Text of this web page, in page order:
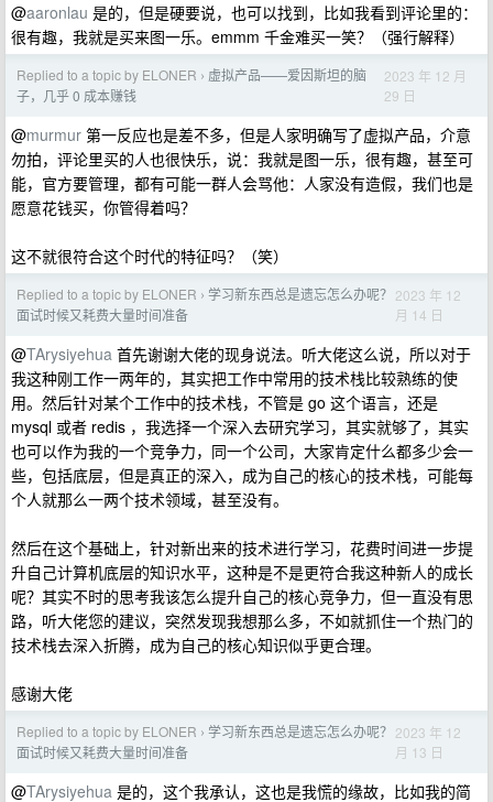
@aaronlau 是的，但是硬要说，也可以找到，比如我看到评论里的：
很有趣，我就是买来图一乐。emmm 千金难买一笑？（强行解释）
Replied to a topic by ELONER › 虚拟产品——爱因斯坦的脑
子，几乎 0 成本赚钱
2023 年 12 月
29 日
@murmur 第一反应也是差不多，但是人家明确写了虚拟产品，介意
勿拍，评论里买的人也很快乐，说：我就是图一乐，很有趣，甚至可
能，官方要管理，都有可能一群人会骂他：人家没有造假，我们也是
愿意花钱买，你管得着吗？
这不就很符合这个时代的特征吗？（笑）
Replied to a topic by ELONER › 学习新东西总是遗忘怎么办呢？
面试时候又耗费大量时间准备
2023 年 12
月 14 日
@TArysiyehua 首先谢谢大佬的现身说法。听大佬这么说，所以对于
我这种刚工作一两年的，其实把工作中常用的技术栈比较熟练的使
用。然后针对某个工作中的技术栈，不管是 go 这个语言，还是
mysql 或者 redis ，我选择一个深入去研究学习，其实就够了，其实
也可以作为我的一个竞争力，同一个公司，大家肯定什么都多少会一
些，包括底层，但是真正的深入，成为自己的核心的技术栈，可能每
个人就那么一两个技术领域，甚至没有。
然后在这个基础上，针对新出来的技术进行学习，花费时间进一步提
升自己计算机底层的知识水平，这种是不是更符合我这种新人的成长
呢？其实不时的思考我该怎么提升自己的核心竞争力，但一直没有思
路，听大佬您的建议，突然发现我想那么多，不如就抓住一个热门的
技术栈去深入折腾，成为自己的核心知识似乎更合理。
感谢大佬
Replied to a topic by ELONER › 学习新东西总是遗忘怎么办呢？
面试时候又耗费大量时间准备
2023 年 12
月 13 日
@TArysiyehua 是的，这个我承认，这也是我慌的缘故，比如我的简